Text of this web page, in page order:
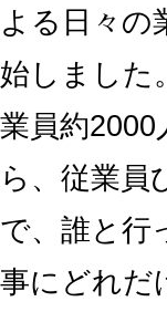
よる日々の
始しました
業員約
ら、従業員
で、誰と行
事にどれだ